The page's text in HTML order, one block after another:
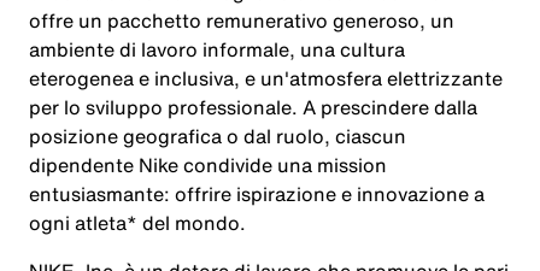
offre un pacchetto remunerativo generoso, un
ambiente di lavoro informale, una cultura
eterogenea e inclusiva, e un'atmosfera elettrizzante
per lo sviluppo professionale. A prescindere dalla
posizione geografica o dal ruolo, ciascun
dipendente Nike condivide una mission
entusiasmante: offrire ispirazione e innovazione a
ogni atleta* del mondo.